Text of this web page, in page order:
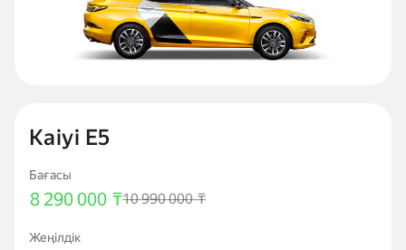
Kaiyi E5
Бағасы
8 290 000 ₸10 990 000 ₸
Жеңілдік